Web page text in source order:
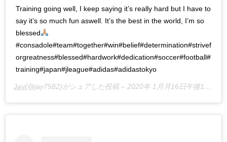
Training going well, I keep saying it’s really hard but I have to
say it’s so much fun aswell. It’s the best in the world, I’m so
blessed
#consadole#team#together#win#belief#determination#strivef
orgreatness#blessed#hardwork#dedication#soccer#football#
training#japan#jleague#adidas#adidastokyo
Jay(@jay7582)がシェアした投稿 – 2020年 1月月16日午後1時29分PST